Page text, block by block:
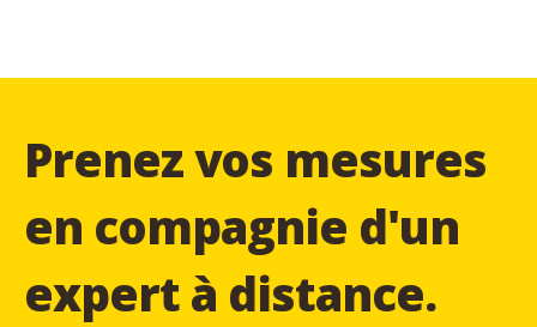
Prenez vos mesures
en compagnie d'un
expert à distance.